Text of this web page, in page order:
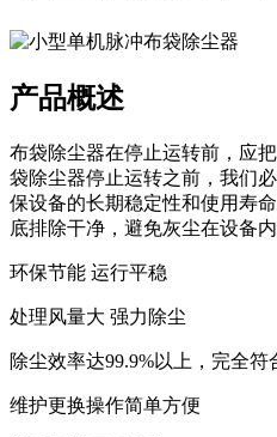
产品概述
布袋除尘器在停止运转前，应
袋除尘器停止运转之前，我们
保设备的长期稳定性和使用寿
底排除干净，避免灰尘在设备
环保节能 运行平稳
处理风量大 强力除尘
除尘效率达99.9%以上，完全
维护更换操作简单方便